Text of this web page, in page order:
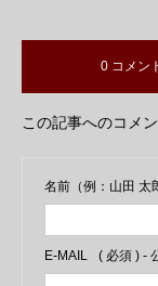
0 コメン
この記事へのコメ
名前（例：山田 太
E-MAIL ( 必須 ) -